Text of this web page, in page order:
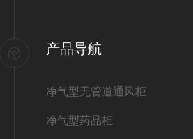
产品导航
净气型无管道通风柜
净气型药品柜